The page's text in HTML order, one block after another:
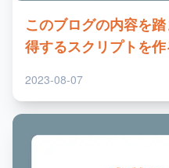
このブログの内容を
得するスクリプトを作
2023-08-07